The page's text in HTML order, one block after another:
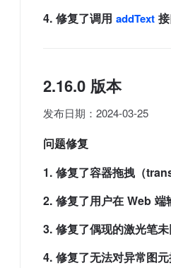
4. 修复了调用 addText
2.16.0 版本
发布日期：2024-03-25
问题修复
1. 修复了容器拖拽（
2. 修复了用户在 Web
3. 修复了偶现的激光笔
4. 修复了无法对异常图